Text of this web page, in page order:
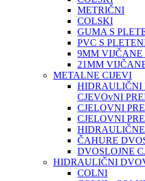
METRIČNI
COLSKI
GUMA S
PVC S
9MM VIJČANE
21MM
METALNE CIJEVI
HIDRAULIČNI
CJEVOvNI
CJELOVNI
CJELOVNI
ČAHURE
DVOSLOJNE
HIDRAULIČNI
COLNI